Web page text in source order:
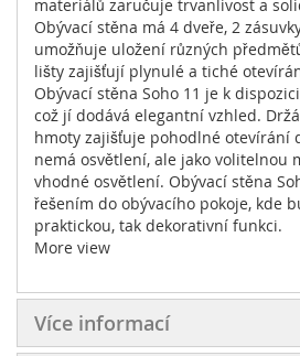
materiálů zaručuje trvanlivost a
Obývací stěna má 4 dveře, 2
umožňuje uložení různých
lišty zajišťují plynulé a tiché
Obývací stěna Soho 11 je k
což jí dodává elegantní vzhled.
hmoty zajišťuje pohodlné otevírání
nemá osvětlení, ale jako volitelnou
vhodné osvětlení. Obývací stěna
řešením do obývacího pokoje, kde
praktickou, tak dekorativní funkci.
More view
Více informací